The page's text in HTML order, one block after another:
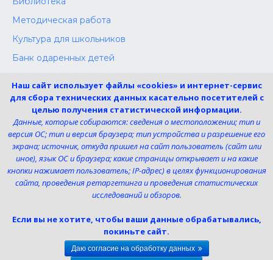
Методическая работа
Культура для школьников
Банк одаренных детей
Независимая оценка
Меры поддержки участников СВО
Телефон:
8 (4725) 240725
Электронная почта:
uk-dshi1@belgov.ru
Наш сайт использует файлы «cookies» и интернет-сервис
для сбора технических данных касательно посетителей с
целью получения статистической информации.
Данные, которые собираются: сведения о местоположении; тип и
версия ОС; тип и версия браузера; тип устройства и разрешение его
экрана; источник, откуда пришел на сайт пользователь (сайт или
иное), язык ОС и браузера; какие страницы открывает и на какие
кнопки нажимает пользователь; IP-адрес) в целях функционирования
сайта, проведения ретаргетинга и проведения статистических
исследований и обзоров.
Если вы не хотите, чтобы ваши данные обрабатывались,
покиньте сайт.
Даю согласие на обработку данных